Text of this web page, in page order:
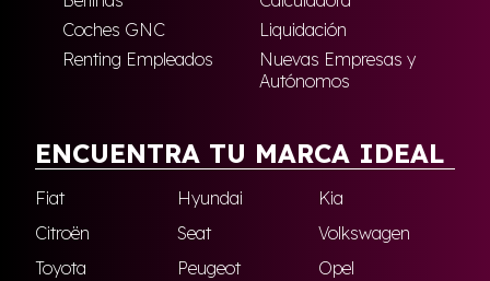
Coches GNC
Liquidación
Renting Empleados
Nuevas Empresas y
Autónomos
ENCUENTRA TU MARCA IDEAL
Fiat Hyundai
Kia
Citroën
Seat
Volkswagen
Toyota
Peugeot
Opel